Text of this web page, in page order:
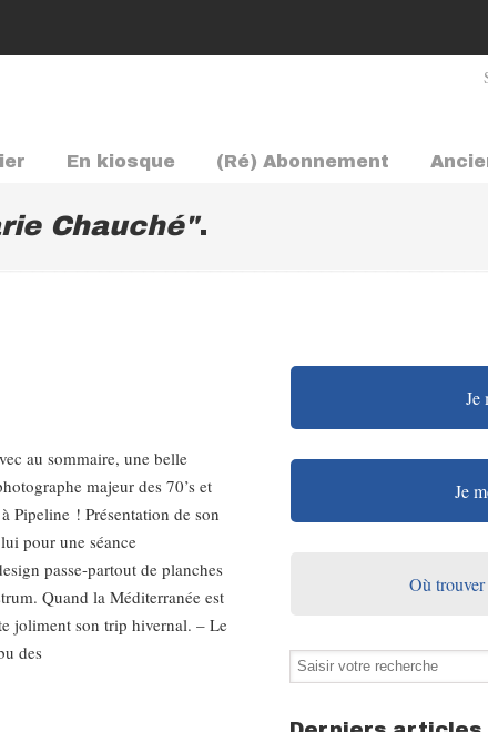
En kiosque (Ré) Abonnement
Chauché".
au sommaire, une belle
majeur des 70’s et
Pipeline ! Présentation de son
pour une séance
passe-partout de planches
Quand la Méditerranée est
joliment son trip hivernal. – Le
des
Je
Je
Où